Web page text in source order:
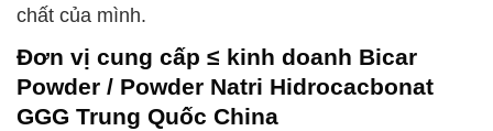
chất của mình.
Đơn vị cung cấp ≤ kinh doanh Bicar
Powder / Powder Natri Hidrocacbonat
GGG Trung Quốc China